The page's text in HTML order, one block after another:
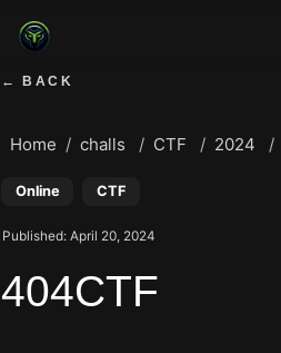
← BACK
Home challs CTF 2024
Online CTF
Published: April 20, 2024
404CTF